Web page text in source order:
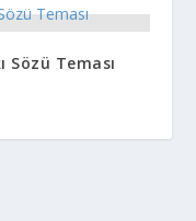
Sözü Teması